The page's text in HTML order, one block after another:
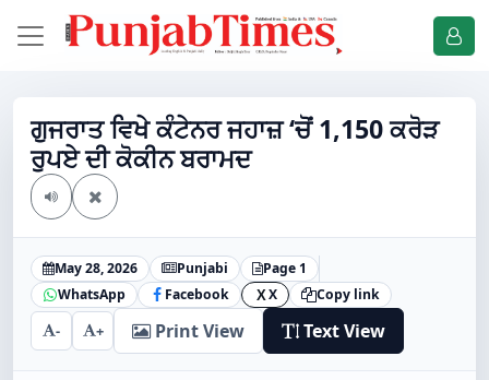
ਗੁਜਰਾਤ ਵਿਖੇ ਕੰਟੇਨਰ ਜਹਾਜ਼ ‘ਚੋਂ 1,150 ਕਰੋੜ
ਰੁਪਏ ਦੀ ਕੋਕੀਨ ਬਰਾਮਦ
May 28, 2026 Punjabi
Page 1
WhatsApp
Facebook X X Copy link
- + Print View Text View